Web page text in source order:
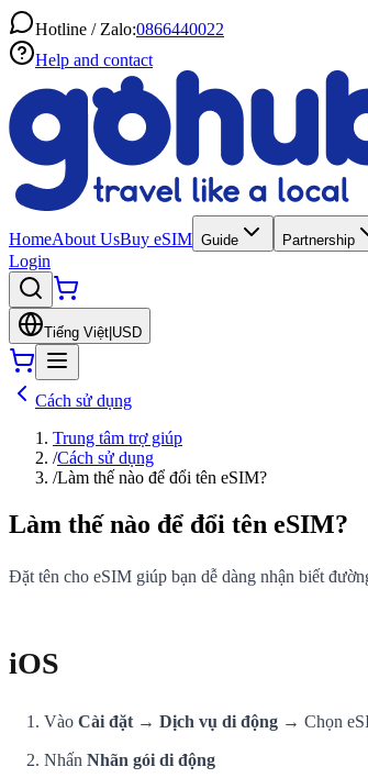
Hotline / Zalo:0866440022
Help and contact
HomeAbout UsBuy eSIM Guide Partnership
Login
Tiếng Việt USD
Cách sử dụng
Trung tâm trợ giúp
/Cách sử dụng
/Làm thế nào để đổi tên eSIM?
Làm thế nào để đổi tên eSIM?
Đặt tên cho eSIM giúp bạn dễ dàng nhận biết
iOS
Vào Cài đặt → Dịch vụ di động → Chọn
Nhấn Nhãn gói di động